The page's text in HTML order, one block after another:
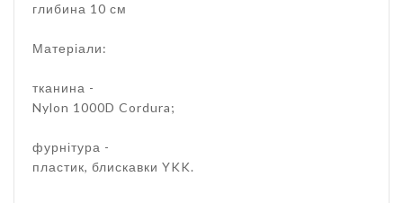
глибина 10 см
Матеріали:
тканина -
Nylon 1000D Cordura;
фурнітура -
пластик, блискавки YKK.